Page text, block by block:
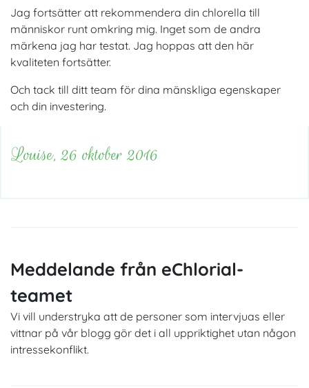
Jag fortsätter att rekommendera din chlorella till
människor runt omkring mig. Inget som de andra
märkena jag har testat. Jag hoppas att den här
kvaliteten fortsätter.
Och tack till ditt team för dina mänskliga egenskaper
och din investering.
Louise, 26 oktober 2016
Meddelande från eChlorial-
teamet
Vi vill understryka att de personer som intervjuas eller
vittnar på vår blogg gör det i all uppriktighet utan någon
intressekonflikt.